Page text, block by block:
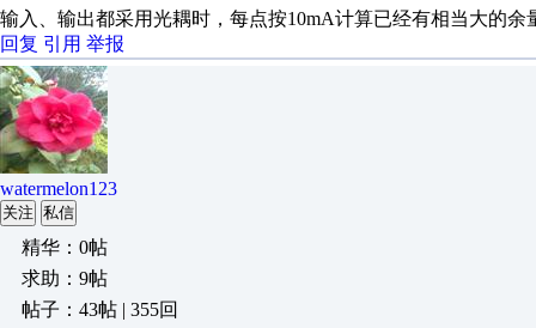
输入、输出都采用光耦时，每点按10mA计算已经有相当大的余
回复 引用 举报
watermelon123
关注 私信
精华：0帖
求助：9帖
帖子：43帖 | 355回